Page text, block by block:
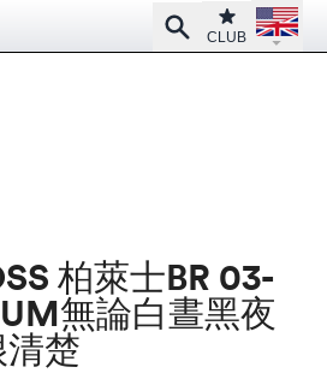
SearchClub
CLUB
Open
柏萊士BR 03-
無論白晝黑夜
楚